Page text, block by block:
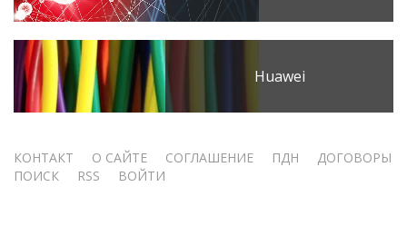
Huawei
Меню
КОНТАКТ О САЙТЕ СОГЛАШЕНИЕ ПДН
ДОГОВОРЫ
ПОИСК
RSS ВОЙТИ